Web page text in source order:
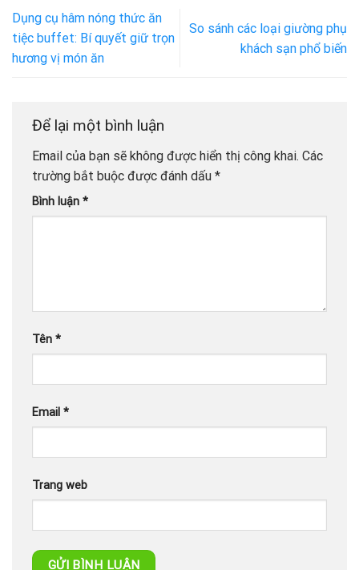
Dụng cụ hâm nóng thức ăn
tiệc buffet: Bí quyết giữ trọn
hương vị món ăn
So sánh các loại giường phụ
khách sạn phổ biến
Để lại một bình luận
Email của bạn sẽ không được hiển thị công khai. Các
trường bắt buộc được đánh dấu *
Bình luận *
Tên *
Email *
Trang web